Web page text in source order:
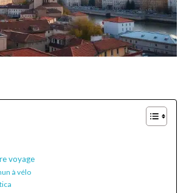
voyage
à vélo